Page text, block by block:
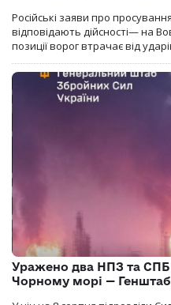
Російські заяви про
відповідають дійсності— на
позиції ворог втрачає від
Уражено два НПЗ та СПБ
Чорному морі —